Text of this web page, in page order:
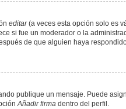
editar(a veces esta opción solo es
si fue un moderador o la
de que alguien haya
publique un mensaje. Puede
Añadir firma dentro del perfil.